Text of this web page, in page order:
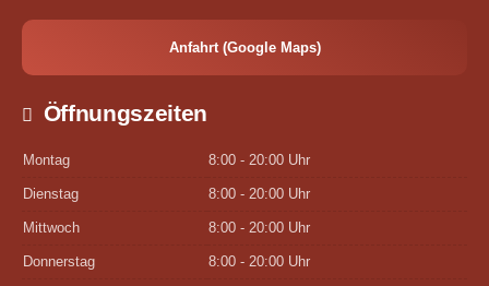
Anfahrt (Google Maps)
Öffnungszeiten
Montag 8:00 - 20:00 Uhr
Dienstag 8:00 - 20:00 Uhr
Mittwoch 8:00 - 20:00 Uhr
Donnerstag 8:00 - 20:00 Uhr